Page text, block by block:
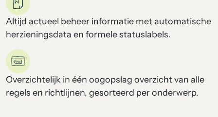
Altijd actueel beheer informatie met automatische
herzieningsdata en formele statuslabels.
Overzichtelijk in één oogopslag overzicht van alle
regels en richtlijnen, gesorteerd per onderwerp.